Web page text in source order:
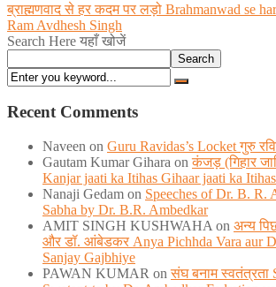
ब्राह्मणवाद से हर कदम पर लड़ो Brahmanwad se
Ram Avdhesh Singh
Search Here यहाँ खोजें
Search
Recent Comments
Naveen on Guru Ravidas’s Locket गुरु
Gautam Kumar Gihara onकंजड़ (गिहार
Kanjar jaati ka Itihas Gihaar jaati ka Itihas
Nanaji Gedam on Speeches of Dr. B. R.
Sabha by Dr. B.R. Ambedkar
AMIT SINGH KUSHWAHA on अन्य
और डॉ. आंबेडकर Anya Pichhda Vara aur
Sanjay Gajbhiye
PAWAN KUMAR onसंघ बनाम स्वतंत्रता